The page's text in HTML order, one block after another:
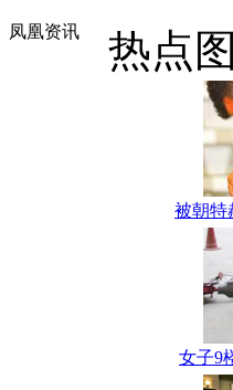
凤凰资讯 热点
被朝特
女子9